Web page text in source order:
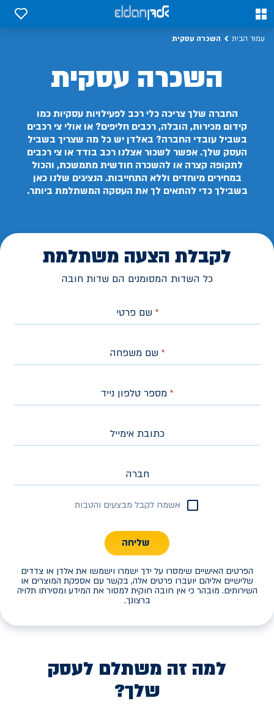
0
0
עמוד הבית השכרה עסקית
השכרה עסקית
החברה שלך צריכה כלי רכב לפעילויות עסקיות כמו
קידום מכירות, הובלה, רכבים חליפים? או אולי צי רכבים
בשביל עובדי החברה? באלדן יש כל מה שצריך בשביל
העסק שלך. אפשר לשכור אצלנו רכב בודד או צי רכבים
לתקופה קצרה או להשכרה חודשית מתמשכת, והכול
במחירים מיוחדים וללא התחייבות. הנציגים שלנו כאן
בשבילך כדי להתאים לך את העסקה המשתלמת ביותר.
לקבלת הצעה משתלמת
כל השדות המסומנים הם שדות חובה
שם פרטי *
שם משפחה *
מספר טלפון נייד *
כתובת אימייל
חברה
אשמח לקבל מבצעים והטבות
שליחה
הפרטים האישיים שימסרו על ידך ישמרו וישמשו את אלדן או צדדים
שלישיים אליהם יועברו פרטים אלה, בקשר עם אספקת המוצרים או
השירותים. מובהר כי אין חובה חוקית למסור את המידע ומסירתו תלויה
ברצונך.
למה זה משתלם לעסק
שלך?